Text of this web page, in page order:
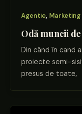
Agentie, Marketing
Odă muncii
Din când în cand
proiecte semi-
presus de toate,